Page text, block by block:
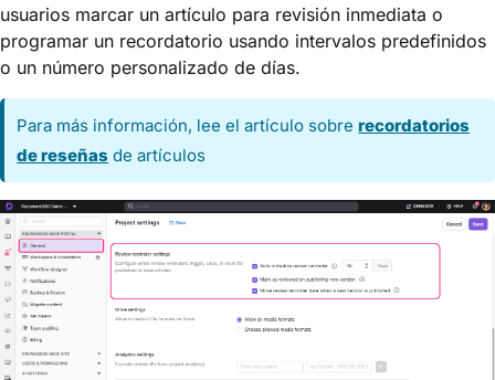
usuarios marcar un artículo para revisión inmediata o
programar un recordatorio usando intervalos predefinidos
o un número personalizado de días.
Para más información, lee el artículo sobrerecordatorios
de reseñas de artículos